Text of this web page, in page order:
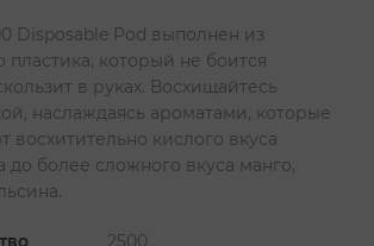
Disposable Pod выполнен из
пластика, который не боится
в руках. Восхищайтесь
наслаждаясь ароматами, которые
восхитительно кислого вкуса
до более сложного вкуса манго,
2500